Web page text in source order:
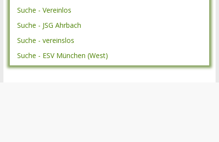
Suche - Vereinlos
Suche - JSG Ahrbach
Suche - vereinslos
Suche - ESV München (West)